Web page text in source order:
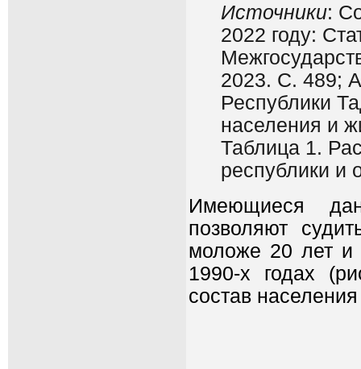
Источники:
2022 году:
2023. С. 489;
Республики
населения и
Таблица 1.
республики и
Имеющиеся
позволяют
моложе 20 лет и
1990-х годах
состав